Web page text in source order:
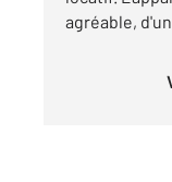
agréable,